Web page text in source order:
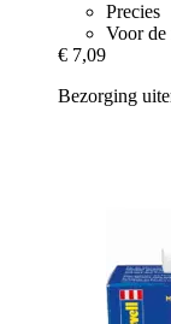
Precies
Voor de
€ 7,09
Bezorging